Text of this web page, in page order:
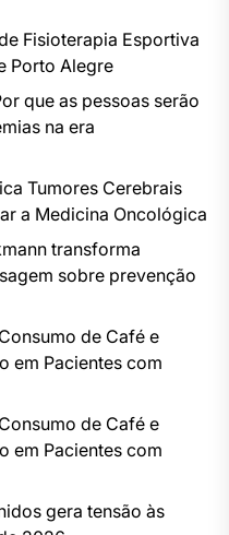
Fisioterapia Esportiva
Porto Alegre
que as pessoas serão
na era
Tumores Cerebrais
a Medicina Oncológica
transforma
sobre prevenção
de Café e
em Pacientes com
de Café e
em Pacientes com
gera tensão às